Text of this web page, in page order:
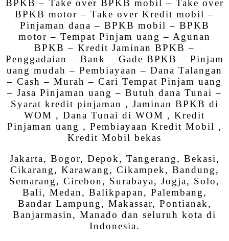
BPKB – Take over BPKB mobil – Take over
BPKB motor – Take over Kredit mobil –
Pinjaman dana – BPKB mobil – BPKB
motor – Tempat Pinjam uang – Agunan
BPKB – Kredit Jaminan BPKB –
Penggadaian – Bank – Gade BPKB – Pinjam
uang mudah – Pembiayaan – Dana Talangan
– Cash – Murah – Cari Tempat Pinjam uang
– Jasa Pinjaman uang – Butuh dana Tunai –
Syarat kredit pinjaman , Jaminan BPKB di
WOM , Dana Tunai di WOM , Kredit
Pinjaman uang , Pembiayaan Kredit Mobil ,
Kredit Mobil bekas
Jakarta, Bogor, Depok, Tangerang, Bekasi,
Cikarang, Karawang, Cikampek, Bandung,
Semarang, Cirebon, Surabaya, Jogja, Solo,
Bali, Medan, Balikpapan, Palembang,
Bandar Lampung, Makassar, Pontianak,
Banjarmasin, Manado dan seluruh kota di
Indonesia.